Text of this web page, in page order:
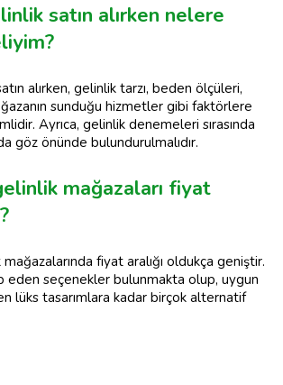
satın alırken nelere
alırken, gelinlik tarzı, beden ölçüleri,
sunduğu hizmetler gibi faktörlere
Ayrıca, gelinlik denemeleri sırasında
göz önünde bulundurulmalıdır.
mağazaları fiyat
fiyat aralığı oldukça geniştir.
eden seçenekler bulunmakta olup, uygun
lüks tasarımlara kadar birçok alternatif